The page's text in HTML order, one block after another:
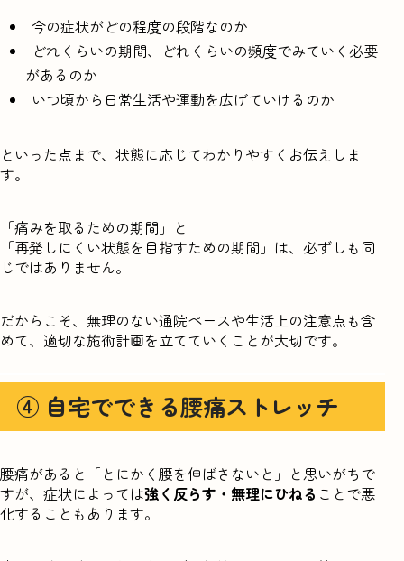
今の症状がどの程度の段階なのか
どれくらいの期間、どれくらいの頻度でみていく必要
があるのか
いつ頃から日常生活や運動を広げていけるのか
といった点まで、状態に応じてわかりやすくお伝えしま
す。
「痛みを取るための期間」と
「再発しにくい状態を目指すための期間」は、必ずしも同
じではありません。
だからこそ、無理のない通院ペースや生活上の注意点も含
めて、適切な施術計画を立てていくことが大切です。
④ 自宅でできる腰痛ストレッチ
腰痛があると「とにかく腰を伸ばさないと」と思いがちで
すが、症状によっては強く反らす・無理にひねる ことで悪
化することもあります。